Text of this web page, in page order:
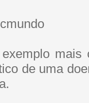
mais
de uma